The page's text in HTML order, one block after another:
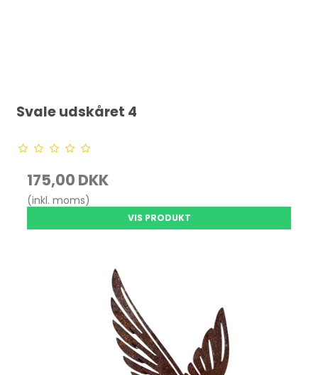
Svale udskåret 4
175,00 DKK
(inkl. moms)
VIS PRODUKT